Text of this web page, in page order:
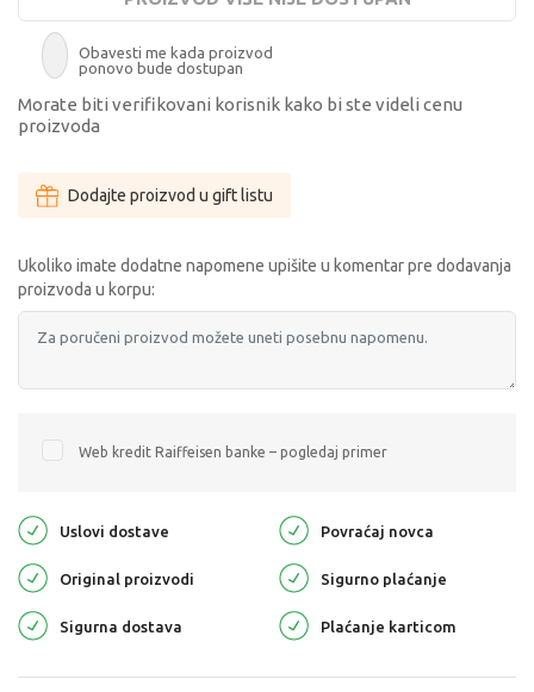
Obavesti me kada proizvod
ponovo bude dostupan
Morate biti verifikovani korisnik kako bi ste videli cenu
proizvoda
Dodajte proizvod u gift listu
Ukoliko imate dodatne napomene upišite u komentar pre dodavanja
proizvoda u korpu:
Web kredit Raiffeisen banke – pogledaj primer
Uslovi dostave Povraćaj novca
Original proizvodi Sigurno plaćanje
Sigurna dostava Plaćanje karticom